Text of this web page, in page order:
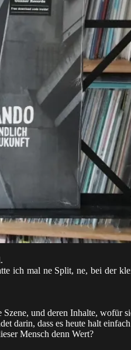
ich mal ne Split, ne, bei der
und deren Inhalte,
darin, dass es heute halt
Mensch denn Wert?